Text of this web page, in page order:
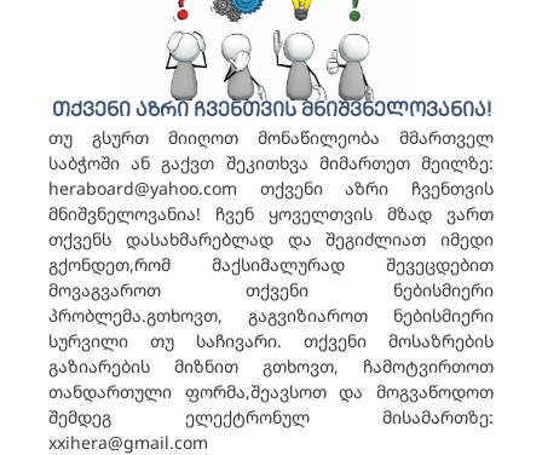
თქვენი აზრი ჩვენთვის მნიშვნელოვანია!
თუ გსურთ მიიღოთ მონაწილეობა მმართველ
საბჭოში ან გაქვთ შეკითხვა მიმართეთ მეილზე:
heraboard@yahoo.com თქვენი აზრი ჩვენთვის
მნიშვნელოვანია! ჩვენ ყოველთვის მზად ვართ
თქვენს დასახმარებლად და შეგიძლიათ იმედი
გქონდეთ,რომ მაქსიმალურად შევეცდებით
მოვაგვაროთ თქვენი ნებისმიერი
პრობლემა.გთხოვთ, გაგვიზიაროთ ნებისმიერი
სურვილი თუ საჩივარი. თქვენი მოსაზრების
გაზიარების მიზნით გთხოვთ, ჩამოტვირთოთ
თანდართული ფორმა,შეავსოთ და მოგვაწოდოთ
შემდეგ ელექტრონულ მისამართზე:
xxihera@gmail.com